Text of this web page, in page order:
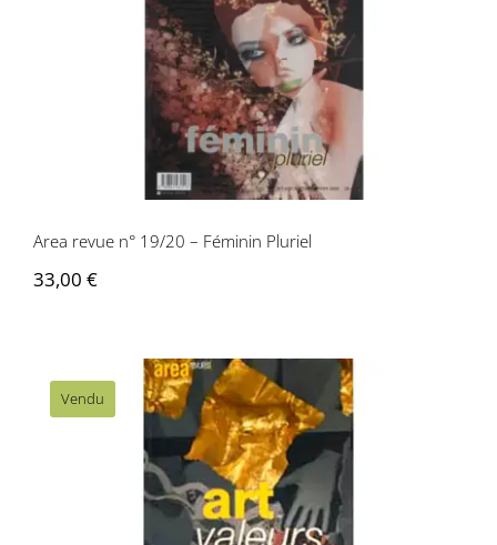
Area revue n° 19/20 – Féminin Pluriel
Area revue n° 19/20 – Féminin Pluriel
33,00 €
Vendu
Area revue n°18 – Art et Valeur